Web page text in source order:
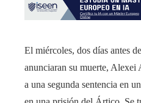
El miércoles, dos días antes
anunciaran su muerte,
a una segunda sentencia en